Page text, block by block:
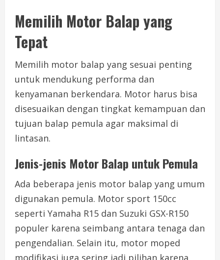
Memilih Motor Balap yang
Tepat
Memilih motor balap yang sesuai penting
untuk mendukung performa dan
kenyamanan berkendara. Motor harus bisa
disesuaikan dengan tingkat kemampuan dan
tujuan balap pemula agar maksimal di
lintasan.
Jenis-jenis Motor Balap untuk Pemula
Ada beberapa jenis motor balap yang umum
digunakan pemula. Motor sport 150cc
seperti Yamaha R15 dan Suzuki GSX-R150
populer karena seimbang antara tenaga dan
pengendalian. Selain itu, motor moped
modifikasi juga sering jadi pilihan karena